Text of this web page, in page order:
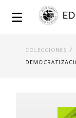
COLECCIONES /